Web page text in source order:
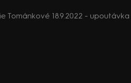
Tománkové 18.9.2022 - upoutávka